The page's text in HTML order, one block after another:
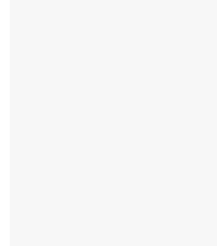
Anstatt bilaterale
„Diplomaten“ als
logistische Planung,
Tarnorganisationen
Ein prominentes